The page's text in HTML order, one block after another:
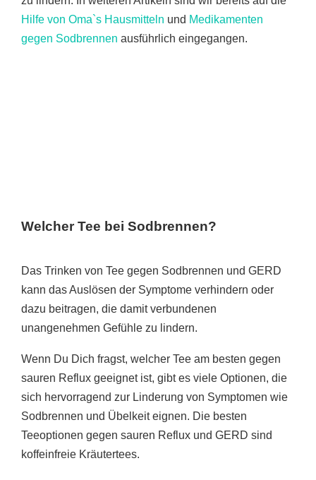
Hilfe von Oma`s Hausmitteln und Medikamenten
gegen Sodbrennen ausführlich eingegangen.
Welcher Tee bei Sodbrennen?
Das Trinken von Tee gegen Sodbrennen und GERD
kann das Auslösen der Symptome verhindern oder
dazu beitragen, die damit verbundenen
unangenehmen Gefühle zu lindern.
Wenn Du Dich fragst, welcher Tee am besten gegen
sauren Reflux geeignet ist, gibt es viele Optionen, die
sich hervorragend zur Linderung von Symptomen wie
Sodbrennen und Übelkeit eignen. Die besten
Teeoptionen gegen sauren Reflux und GERD sind
koffeinfreie Kräutertees.